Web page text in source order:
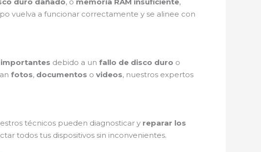
vuelva a funcionar correctamente y se alinee con
debido a un fallo de disco duro o
fotos, documentos o videos, nuestros expertos
técnicos pueden diagnosticar y reparar los
todos tus dispositivos sin inconvenientes.